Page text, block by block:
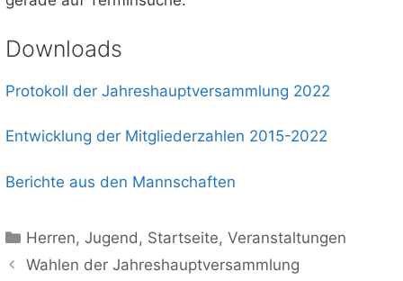
Downloads
Protokoll der Jahreshauptversammlung 2022
Entwicklung der Mitgliederzahlen 2015-2022
Berichte aus den Mannschaften
Kategorien
Herren,Jugend , Startseite,Veranstaltungen
Wahlen der Jahreshauptversammlung